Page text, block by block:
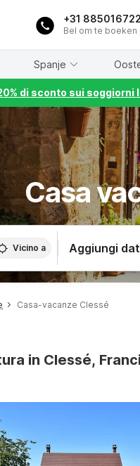
+31 885016722
Bel om te boeken
Spanje
di sconto sui
Casa
Vicino a Aggiungi
Casa-vacanze Clessé
in Clessé,